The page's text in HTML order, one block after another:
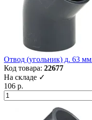
Отвод (угольник) д. 63
Код товара: 22677
На складе ✓
106 р.